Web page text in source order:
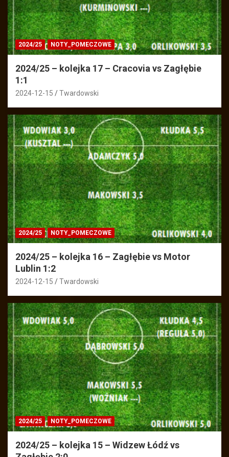
2024/25 NOTY_POMECZOWE
2024/25 – kolejka 17 – Cracovia vs Zagłębie
1:1
2024-12-15 Twardowski
2024/25 NOTY_POMECZOWE
2024/25 – kolejka 16 – Zagłębie vs Motor
Lublin 1:2
2024-12-15 Twardowski
2024/25 NOTY_POMECZOWE
2024/25 – kolejka 15 – Widzew Łódź vs